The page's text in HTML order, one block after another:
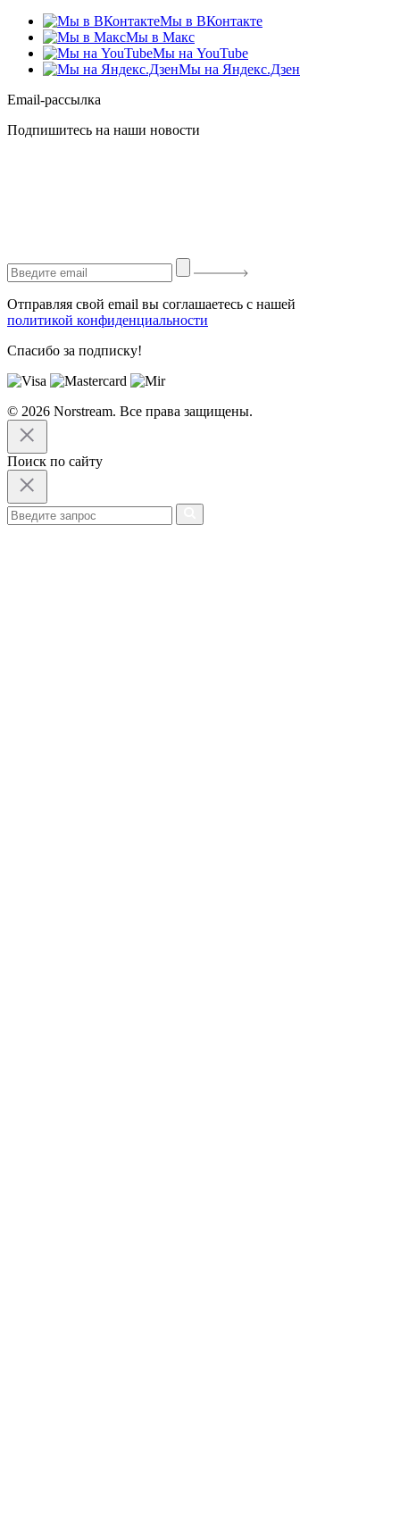
Мы в ВКонтакте
Мы в Макс
Мы на YouTube
Мы на Яндекс.Дзен
Email-рассылка
Подпишитесь на наши новости
Отправляя свой email вы соглашаетесь с нашей
политикой конфиденциальности
Спасибо за подписку!
© 2026 Norstream. Все права защищены.
Поиск по сайту